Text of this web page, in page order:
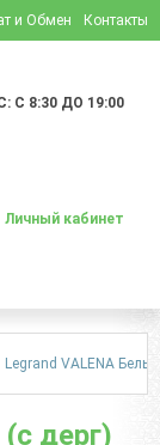
и Обмен Контакты
С 8:30 ДО 19:00
Личный кабинет
Legrand VALENA
дерг)